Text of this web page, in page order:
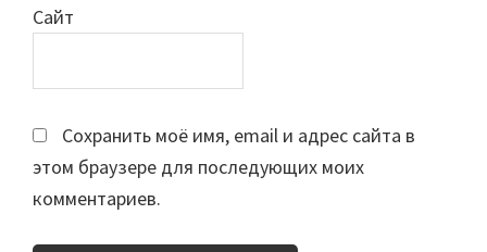
Сайт
Сохранить моё имя, email и адрес сайта в
этом браузере для последующих моих
комментариев.